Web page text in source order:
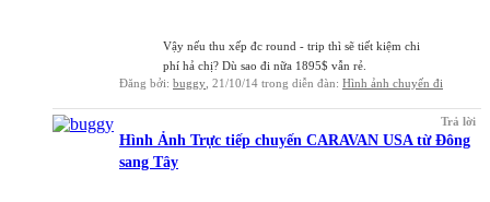
Vậy nếu thu xếp đc round - trip thì sẽ tiết kiệm chi
phí hả chị? Dù sao đi nữa 1895$ vẫn rẻ.
Đăng bởi: buggy 21/10/14 trong diễn đàn: Hình ảnh chuyến đi
Trả lời
Hình Ảnh Trực tiếp chuyến CARAVAN USA từ Đông
sang Tây